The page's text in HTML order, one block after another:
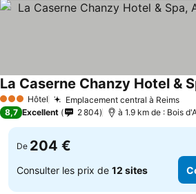
3 ÉtoilesHôtel Emplacement central à Reims
8,7 Excellent 2 804 à 1.9 km de : Bois
De 204 €
Consulter les prix de 12 sites